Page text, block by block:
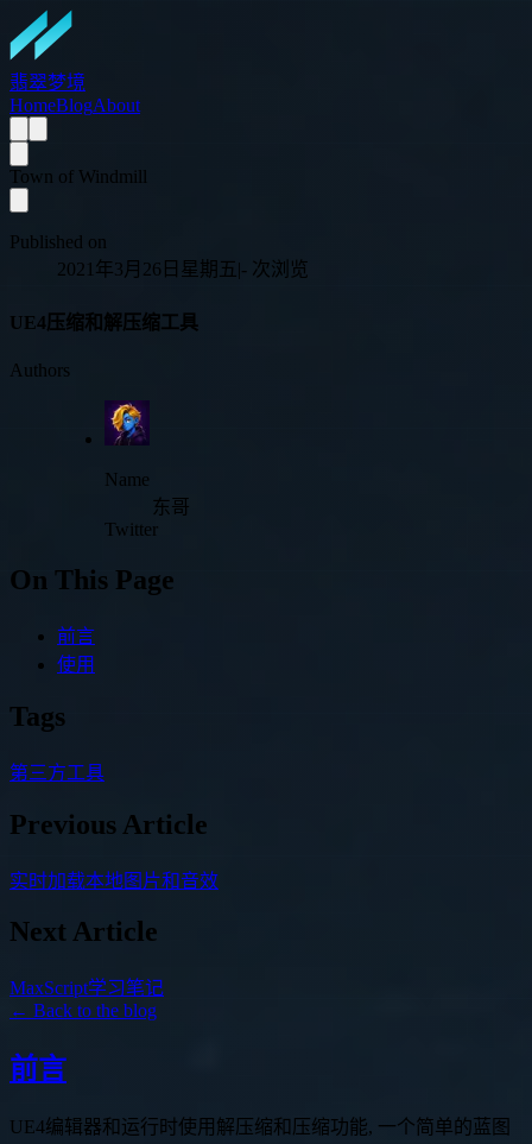
翡翠梦境
HomeBlogAbout
Town of Windmill
Published on
2021年3月26日星期五|- 次浏览
UE4压缩和解压缩工具
Authors
Name
东哥
Twitter
On This Page
前言
使用
Tags
第三方工具
Previous Article
实时加载本地图片和音效
Next Article
MaxScript学习笔记
← Back to the blog
前言
UE4编辑器和运行时使用解压缩和压缩功能, 一个简单的蓝图